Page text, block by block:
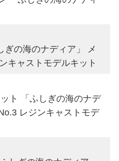
ぎの海のナディア」 メ
キャストモデルキット
ト 「ふしぎの海のナデ
レジンキャストモデ